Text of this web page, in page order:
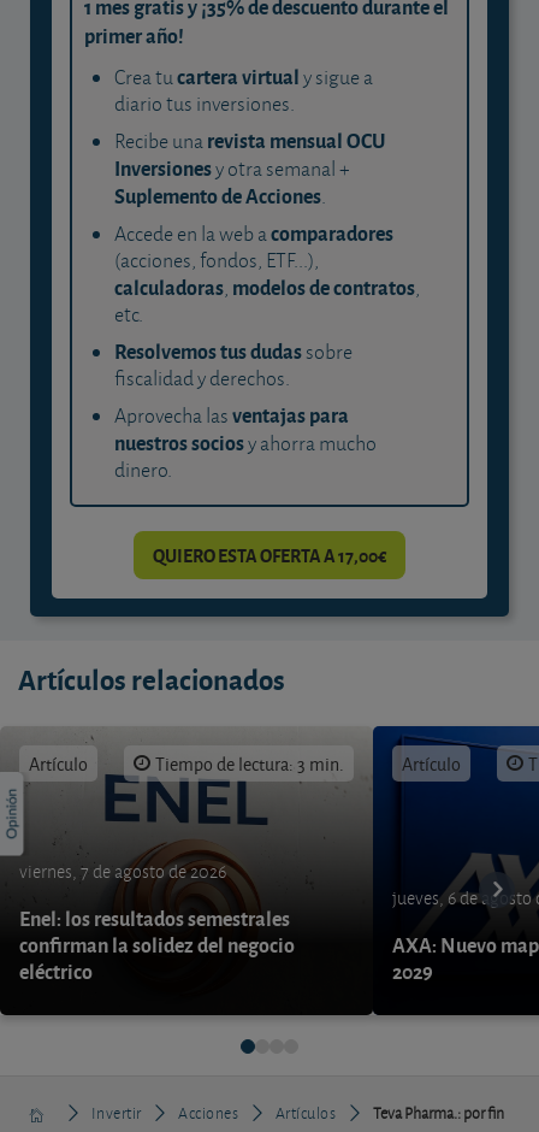
1 mes gratis y ¡35% de descuento durante el
primer año!
Crea tucartera virtualy sigue a
diario tus inversiones.
Recibe unarevista mensual OCU
Inversionesy otra semanal +
Suplemento de Acciones.
Accede en la web acomparadores
(acciones, fondos, ETF...),
calculadoras, modelos de contratos,
etc.
Resolvemos tus dudassobre
fiscalidad y derechos.
Aprovecha lasventajas para
nuestros sociosy ahorra mucho
dinero.
QUIERO ESTA OFERTA A 17,00€
Artículos relacionados
Artículo Tiempo de lectura: 3 min.
viernes, 7 de agosto de 2026
Enel: los resultados semestrales
confirman la solidez del negocio
eléctrico
Artículo
jueves, 6 de agosto
AXA: Nuevo
2029
Invertir Acciones Artículos
Teva Pharma.: por fin